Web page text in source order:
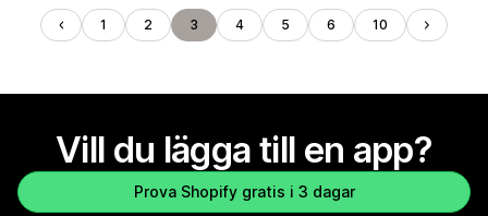
1 2 3 4 5 6 10
Vill du lägga till en app?
Prova Shopify gratis i 3 dagar